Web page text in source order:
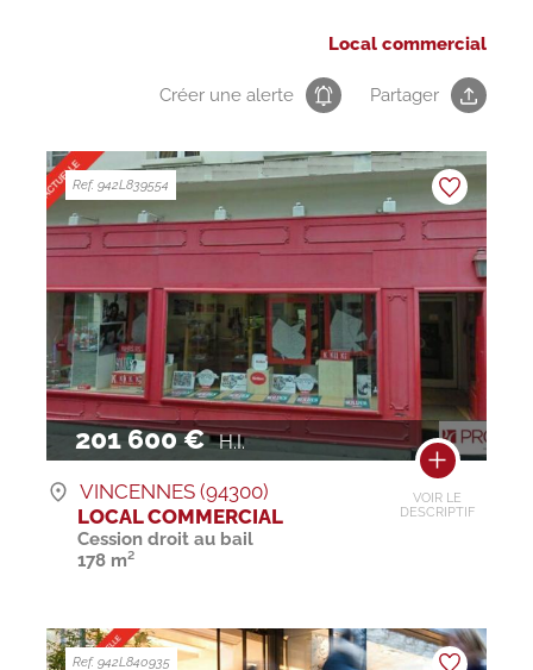
Local commercial
Créer une alerte Partager
201 600 € H.I.
VOIR LE
DESCRIPTIF
Ref. 942L839554
VINCENNES (94300)
LOCAL COMMERCIAL
Cession droit au bail
178 m²
Ref. 942L840935